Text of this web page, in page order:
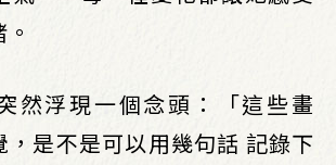
然浮現一個念頭：「這些畫
，是不是可以用幾句話 記錄下